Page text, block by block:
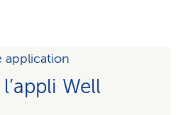
application
Well